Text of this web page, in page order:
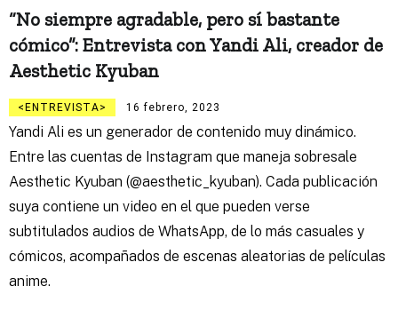
“No siempre agradable, pero sí bastante
cómico”: Entrevista con Yandi Ali, creador de
Aesthetic Kyuban
ENTREVISTA 16 febrero, 2023
Yandi Ali es un generador de contenido muy dinámico.
Entre las cuentas de Instagram que maneja sobresale
Aesthetic Kyuban (@aesthetic_kyuban). Cada publicación
suya contiene un video en el que pueden verse
subtitulados audios de WhatsApp, de lo más casuales y
cómicos, acompañados de escenas aleatorias de películas
anime.